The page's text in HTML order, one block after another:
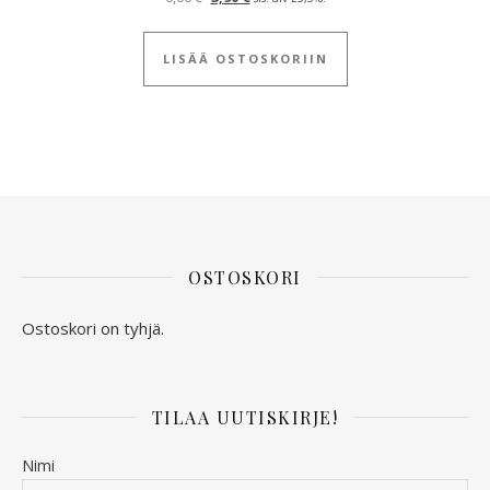
LISÄÄ OSTOSKORIIN
OSTOSKORI
Ostoskori on tyhjä.
TILAA UUTISKIRJE!
Nimi